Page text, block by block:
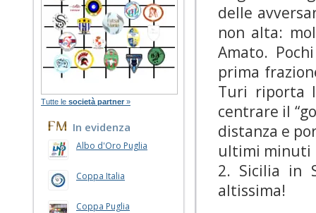
Tutte le società partner »
In evidenza
Albo d'Oro Puglia
Coppa Italia
Coppa Puglia
delle
non alta:
Amato.
prima
Turi riporta
centrare il
distanza e
ultimi minuti
2. Sicilia in
altissima!